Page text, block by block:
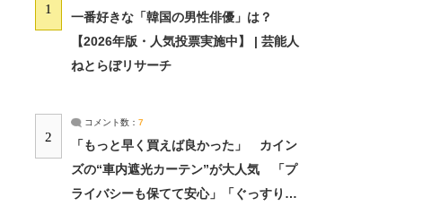
1
一番好きな「韓国の男性俳優」は？
【2026年版・人気投票実施中】 | 芸能人
ねとらぼリサーチ
2
コメント数： 7
「もっと早く買えば良かった」 カイン
ズの“車内遮光カーテン”が大人気 「プ
ライバシーも保てて安心」「ぐっすり眠